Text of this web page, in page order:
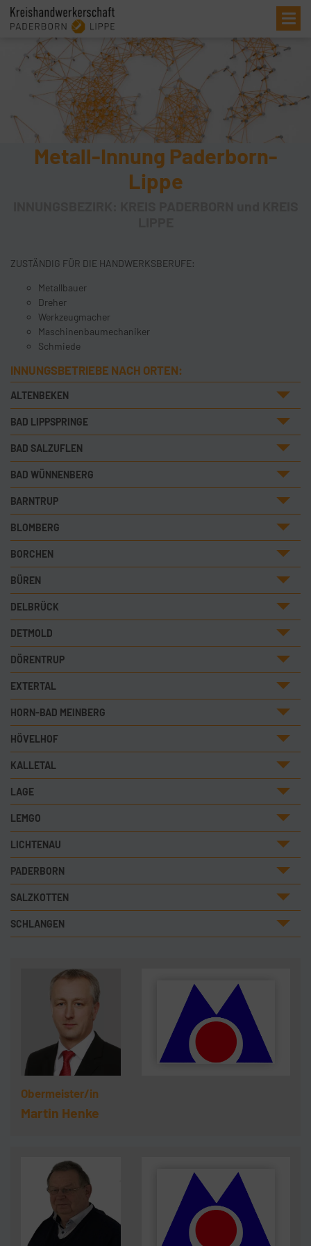
Metall-Innung Paderborn-
Lippe
ZUSTÄNDIG FÜR DIE HANDWERKSBERUFE:
Metallbauer
Dreher
Werkzeugmacher
Maschinenbaumechaniker
Schmiede
INNUNGSBETRIEBE NACH ORTEN:
ALTENBEKEN
BAD LIPPSPRINGE
BAD SALZUFLEN
BAD WÜNNENBERG
BARNTRUP
BLOMBERG
BORCHEN
BÜREN
DELBRÜCK
DETMOLD
DÖRENTRUP
EXTERTAL
HORN-BAD MEINBERG
HÖVELHOF
KALLETAL
LAGE
LEMGO
LICHTENAU
PADERBORN
SALZKOTTEN
SCHLANGEN
Obermeister/in
Martin Henke